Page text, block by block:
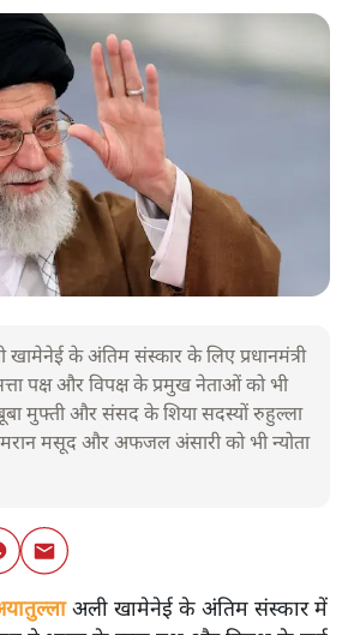
खामेनेई के अंतिम संस्कार के लिए प्रधानमंत्री
पक्ष और विपक्ष के प्रमुख नेताओं को भी
मुफ्ती और संसद के शिया सदस्यों रुहुल्ला
मसूद और अफजल अंसारी को भी न्योता
अली खामेनेई के अंतिम संस्कार में